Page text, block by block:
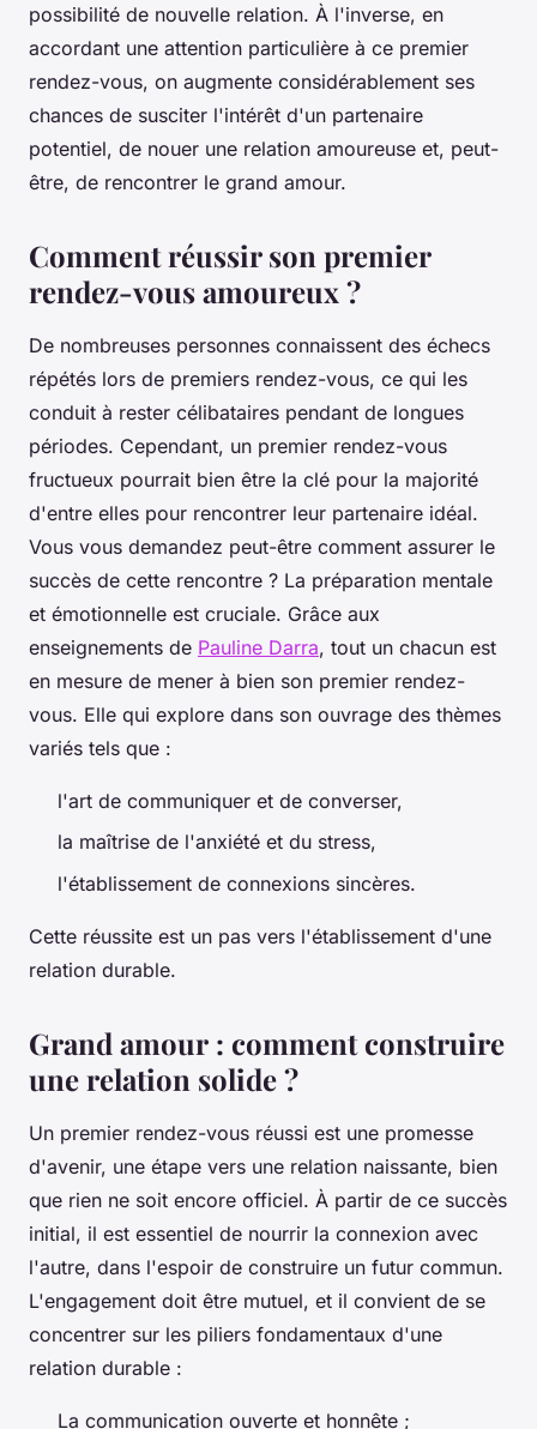
possibilité de nouvelle relation. À l'inverse, en
accordant une attention particulière à ce premier
rendez-vous, on augmente considérablement ses
chances de susciter l'intérêt d'un partenaire
potentiel, de nouer une relation amoureuse et, peut-
être, de rencontrer le grand amour.
Comment réussir son premier
rendez-vous amoureux ?
De nombreuses personnes connaissent des échecs
répétés lors de premiers rendez-vous, ce qui les
conduit à rester célibataires pendant de longues
périodes. Cependant, un premier rendez-vous
fructueux pourrait bien être la clé pour la majorité
d'entre elles pour rencontrer leur partenaire idéal.
Vous vous demandez peut-être comment assurer le
succès de cette rencontre ? La préparation mentale
et émotionnelle est cruciale. Grâce aux
enseignements de Pauline Darra, tout un chacun est
en mesure de mener à bien son premier rendez-
vous. Elle qui explore dans son ouvrage des thèmes
variés tels que :
l'art de communiquer et de converser,
la maîtrise de l'anxiété et du stress,
l'établissement de connexions sincères.
Cette réussite est un pas vers l'établissement d'une
relation durable.
Grand amour : comment construire
une relation solide ?
Un premier rendez-vous réussi est une promesse
d'avenir, une étape vers une relation naissante, bien
que rien ne soit encore officiel. À partir de ce succès
initial, il est essentiel de nourrir la connexion avec
l'autre, dans l'espoir de construire un futur commun.
L'engagement doit être mutuel, et il convient de se
concentrer sur les piliers fondamentaux d'une
relation durable :
La communication ouverte et honnête ;